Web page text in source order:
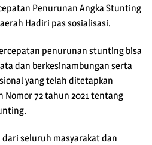
Penurunan Angka Stunting
Hadiri pas sosialisasi.
penurunan stunting bisa
dan berkesinambungan serta
yang telah ditetapkan
72 tahun 2021 tentang
seluruh masyarakat dan